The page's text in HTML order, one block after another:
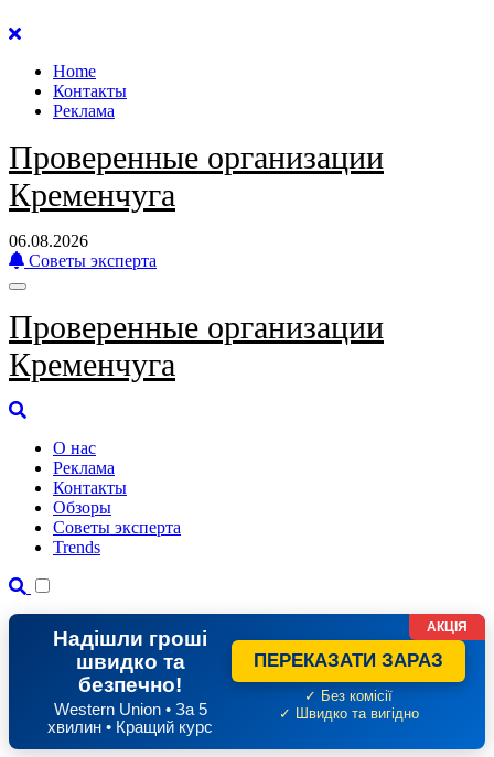
Перейти
содержанию
Home
Контакты
Реклама
Проверенные организации
Кременчуга
06.08.2026
Советы эксперта
Проверенные организации
Кременчуга
О нас
Реклама
Контакты
Обзоры
Советы эксперта
Trends
Надішли гроші
швидко та
безпечно!
Western Union • За 5
хвилин • Кращий курс
ПЕРЕКАЗАТИ ЗАРАЗ
✓ Без комісії
✓ Швидко та вигідно
АКЦІЯ